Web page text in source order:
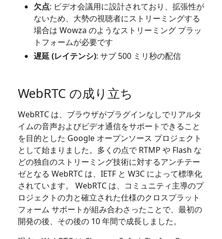
欠点: ビデオ会議用に設計されており、拡張性が
ないため、大勢の視聴者にストリーミングする
場合は Wowza のようなストリーミング プラッ
トフォームが必要です
遅延 (レイテンシ): サブ 500 ミリ秒の配信
WebRTC の成り立ち
WebRTC は、ブラウザがプラグインなしでリアルタ
イムの音声およびビデオ通信をサポートできること
を目的とした Google オープンソース プロジェクト
として始まりました。多くの点で RTMP や Flash な
どの独自のストリーミング技術に対するアンチテー
ゼとなる WebRTC は、IETF と W3C によって標準化
されています。 WebRTC は、コミュニティ主導のプ
ロジェクトの力と確立された仕様のクロスプラット
フォーム サポートが組み合わさったことで、最初の
開発の後、その後の 10 年間で成長しました。